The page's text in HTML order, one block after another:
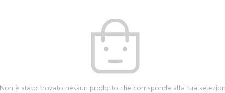
Non è stato trovato nessun prodotto che corrisponde alla tua